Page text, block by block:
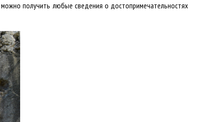
получить любые сведения о достопримечательностях